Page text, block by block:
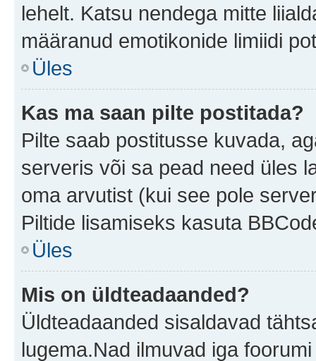
lehelt. Katsu nendega mitte
määranud emotikonide limiidi
Üles
Kas ma saan pilte postitada?
Pilte saab postitusse kuvada,
serveris või sa pead need üles
oma arvutist (kui see pole
Piltide lisamiseks kasuta
Üles
Mis on üldteadaanded?
Üldteadaanded sisaldavad
lugema.Nad ilmuvad iga